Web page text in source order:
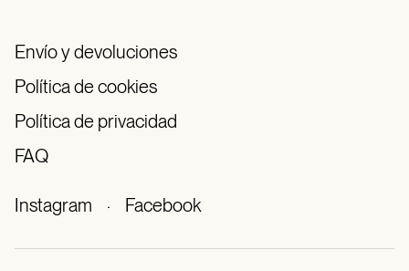
Envío y devoluciones
Política de cookies
Política de privacidad
FAQ
Instagram · Facebook